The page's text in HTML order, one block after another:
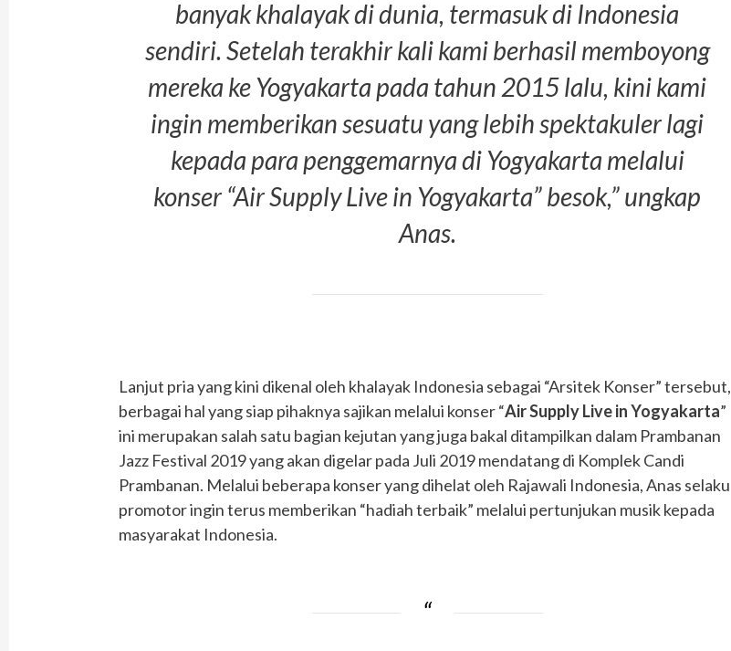
banyak khalayak di dunia, termasuk di Indonesia
sendiri. Setelah terakhir kali kami berhasil memboyong
mereka ke Yogyakarta pada tahun 2015 lalu, kini kami
ingin memberikan sesuatu yang lebih spektakuler lagi
kepada para penggemarnya di Yogyakarta melalui
konser “Air Supply Live in Yogyakarta” besok,” ungkap
Anas.
Lanjut pria yang kini dikenal oleh khalayak Indonesia sebagai “Arsitek Konser” tersebut,
berbagai hal yang siap pihaknya sajikan melalui konser “Air Supply Live in Yogyakarta”
ini merupakan salah satu bagian kejutan yang juga bakal ditampilkan dalam Prambanan
Jazz Festival 2019 yang akan digelar pada Juli 2019 mendatang di Komplek Candi
Prambanan. Melalui beberapa konser yang dihelat oleh Rajawali Indonesia, Anas selaku
promotor ingin terus memberikan “hadiah terbaik” melalui pertunjukan musik kepada
masyarakat Indonesia.